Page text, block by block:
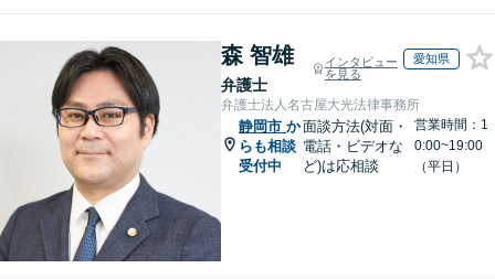
森 智雄
弁護士
インタビュー
を見る
愛知県
弁護士法人名古屋大光法律事務所
静岡市 か
らも相談
受付中
面談方法(対面・
電話・ビデオな
ど)は応相談
営業時間：1
0:00~19:00
（平日）